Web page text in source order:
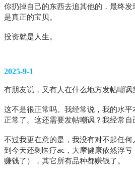
你扔掉自己的东西去追其他的，最终
是真正的宝贝。
投资就是人生。
2025-9-1
有朋友说，又有人在什么地方发帖嘲讽
这不是很正常吗。我经常说，我的水
正常了。这还需要发帖嘲讽？我经常自
不过我更在意的是，我没有对不起任何
到今天还剩医疗ac，大摩健康依然浮
赚钱了），其它所有品种都赚钱了。